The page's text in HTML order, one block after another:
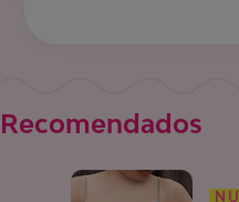
Recomendados